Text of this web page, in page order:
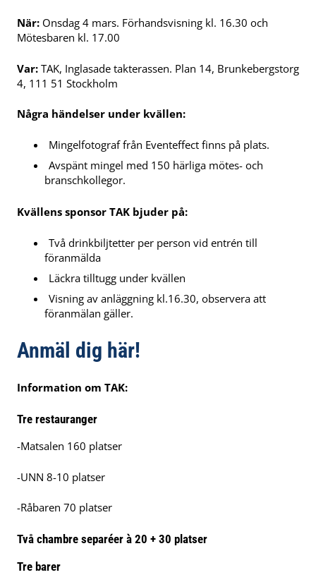
När: Onsdag 4 mars. Förhandsvisning kl. 16.30 och
Mötesbaren kl. 17.00
Var: TAK, Inglasade takterassen. Plan 14, Brunkebergstorg
4, 111 51 Stockholm
Några händelser under kvällen:
Mingelfotograf från Eventeffect finns på plats.
Avspänt mingel med 150 härliga mötes- och
branschkollegor.
Kvällens sponsor TAK bjuder på:
Två drinkbiljtetter per person vid entrén till
föranmälda
Läckra tilltugg under kvällen
Visning av anläggning kl.16.30, observera att
föranmälan gäller.
Anmäl dig här!
Information om TAK:
Tre restauranger
-Matsalen 160 platser
-UNN 8-10 platser
-Råbaren 70 platser
Två chambre separéer à 20 + 30 platser
Tre barer